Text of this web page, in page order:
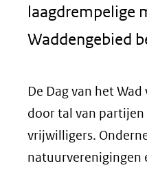
laagdrempelige
Waddengebied
De Dag van het
door tal van
vrijwilligers.
natuurverenigingen